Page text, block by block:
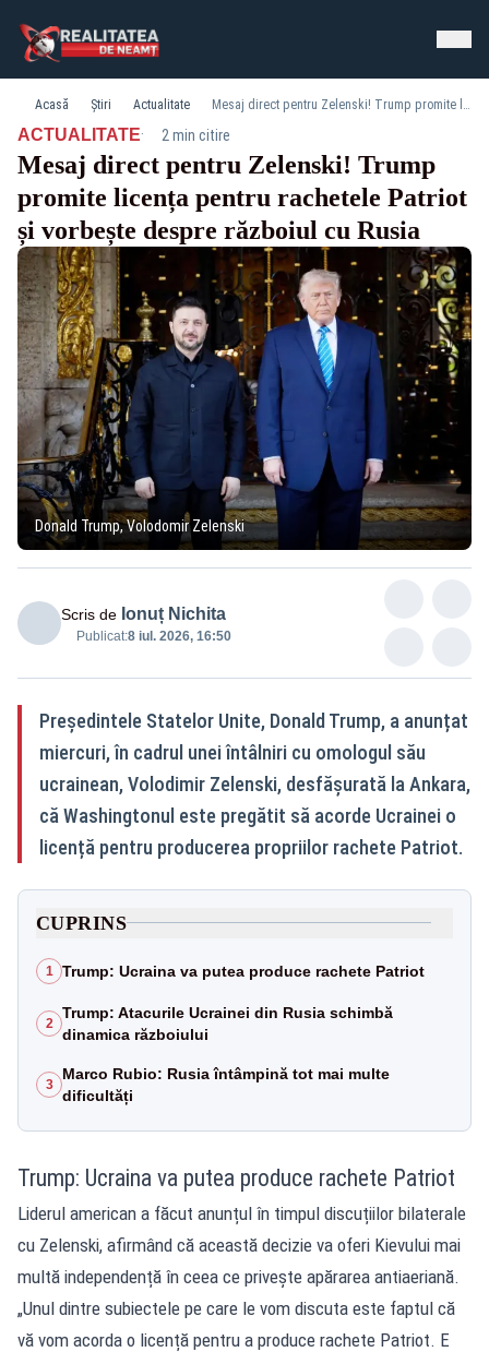
Acasă Știri Actualitate Mesaj direct pentru Zelenski! Trump promite licența pentru rachetele Patriot și vorbește despre războiul cu Rusia
ACTUALITATE· 2 min citire
Mesaj direct pentru Zelenski! Trump
promite licența pentru rachetele Patriot
și vorbește despre războiul cu Rusia
Donald Trump, Volodomir Zelenski
Scris de Ionuț Nichita
Publicat:8 iul. 2026, 16:50
Președintele Statelor Unite, Donald Trump, a anunțat
miercuri, în cadrul unei întâlniri cu omologul său
ucrainean, Volodimir Zelenski, desfășurată la Ankara,
că Washingtonul este pregătit să acorde Ucrainei o
licență pentru producerea propriilor rachete Patriot.
CUPRINS
1 Trump: Ucraina va putea produce rachete Patriot
2
Trump: Atacurile Ucrainei din Rusia schimbă
dinamica războiului
3
Marco Rubio: Rusia întâmpină tot mai multe
dificultăți
Trump: Ucraina va putea produce rachete Patriot
Liderul american a făcut anunțul în timpul discuțiilor bilaterale
cu Zelenski, afirmând că această decizie va oferi Kievului mai
multă independență în ceea ce privește apărarea antiaeriană.
„Unul dintre subiectele pe care le vom discuta este faptul că
vă vom acorda o licență pentru a produce rachete Patriot. E